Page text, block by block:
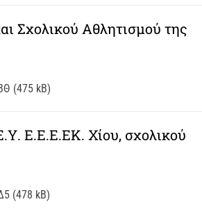
Σχολικού Αθλητισμού της
(475 kB)
Ε.Ε.Ε.ΕΚ. Χίου, σχολικού
(478 kB)